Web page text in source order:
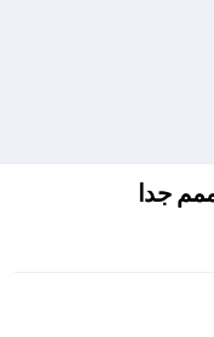
جدا